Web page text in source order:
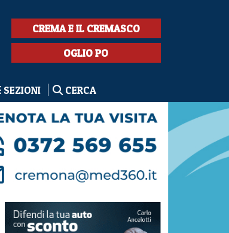
CREMA E IL CREMASCO
OGLIO PO
SEZIONI CERCA